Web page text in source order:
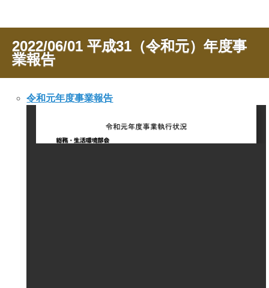
2022/06/01 平成31（令和元）年度事
業報告
令和元年度事業報告